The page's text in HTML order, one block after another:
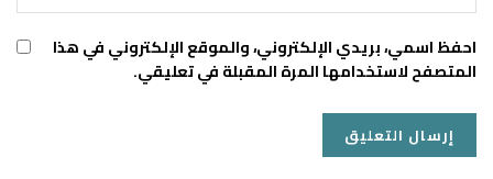
احفظ اسمي، بريدي الإلكتروني، والموقع الإلكتروني في هذا
المتصفح لاستخدامها المرة المقبلة في تعليقي.